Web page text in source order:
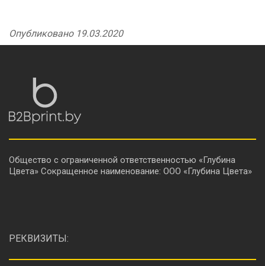
Опубликовано 19.03.2020
Общество с ограниченной ответственностью «Глубина
Цвета» Сокращенное наименование: ООО «Глубина Цвета»
РЕКВИЗИТЫ: